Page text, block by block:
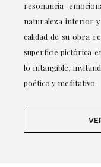
resonancia
naturaleza interior
calidad de su obra
superficie pictórica
lo intangible,
poético y meditativo.